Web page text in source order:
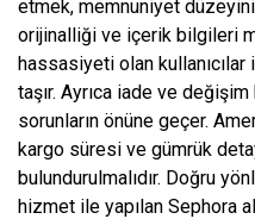
etmek, memnuniyet düzeyini
orijinalliği ve içerik bilgileri
hassasiyeti olan
taşır. Ayrıca iade ve
sorunların önüne geçer.
kargo süresi ve gümrük
bulundurulmalıdır. Doğru
hizmet ile yapılan Sephora